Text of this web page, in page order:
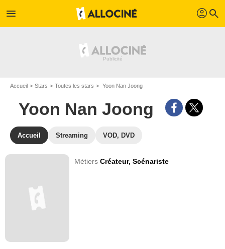
menu profil search
Accueil Stars Toutes les stars Yoon Nan Joong
Yoon Nan Joong
Accueil Streaming VOD, DVD
MétiersCréateur,Scénariste